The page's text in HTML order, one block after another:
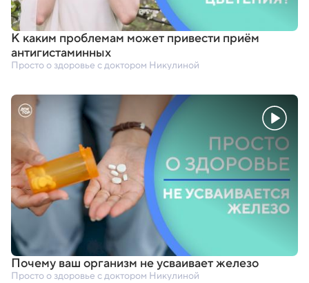
К каким проблемам может привести приём
антигистаминных
Просто о здоровье с доктором Никулиной
Почему ваш организм не усваивает железо
Просто о здоровье с доктором Никулиной